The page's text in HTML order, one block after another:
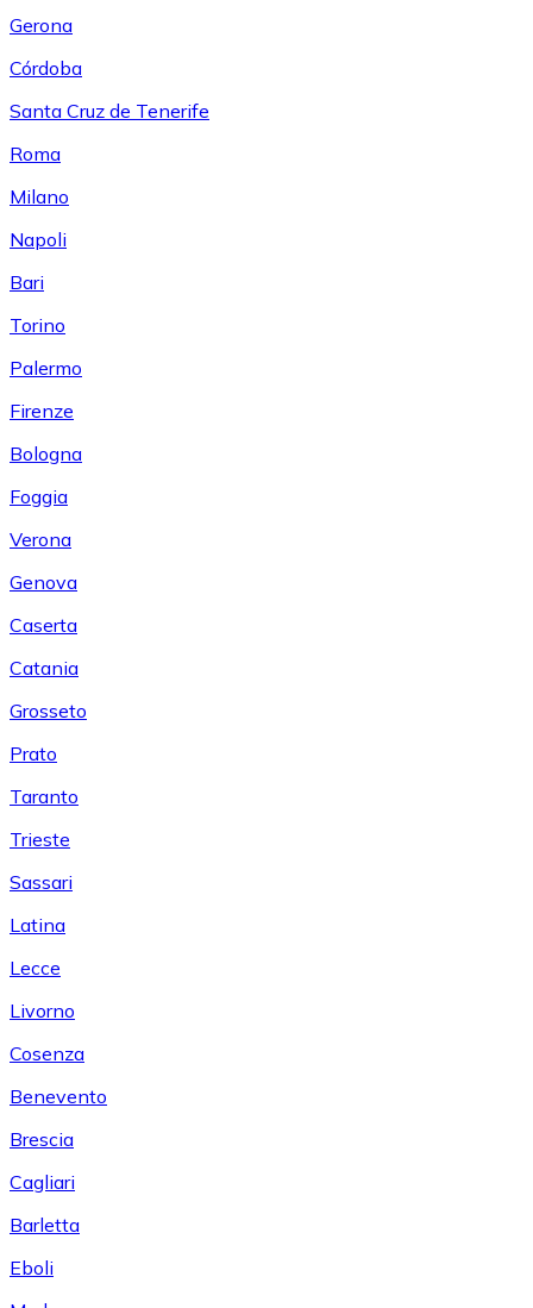
Gerona
Córdoba
Santa Cruz de Tenerife
Roma
Milano
Napoli
Bari
Torino
Palermo
Firenze
Bologna
Foggia
Verona
Genova
Caserta
Catania
Grosseto
Prato
Taranto
Trieste
Sassari
Latina
Lecce
Livorno
Cosenza
Benevento
Brescia
Cagliari
Barletta
Eboli